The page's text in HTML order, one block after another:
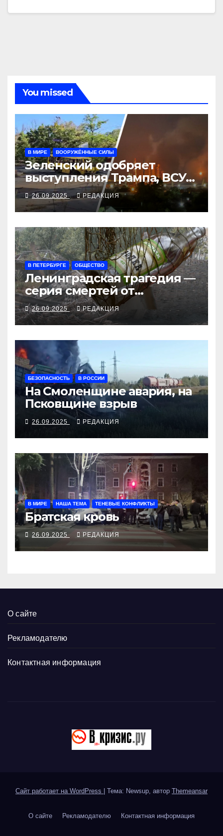
You missed
В МИРЕ ВООРУЖЁННЫЕ СИЛЫ
Зеленский одобряет
выступления Трампа, ВСУ
закрыли Добропольский
рубеж
26.09.2025 РЕДАКЦИЯ
В ПЕТЕРБУРГЕ ОБЩЕСТВО
Ленинградская трагедия —
серия смертей от
алкосуррогата
26.09.2025 РЕДАКЦИЯ
БЕЗОПАСНОСТЬ В РОССИИ
На Смоленщине авария, на
Псковщине взрыв
26.09.2025 РЕДАКЦИЯ
В МИРЕ НАША ТЕМА ТЕНЕВЫЕ КОНФЛИКТЫ
Братская кровь
26.09.2025 РЕДАКЦИЯ
О сайте
Рекламодателю
Контактная информация
Сайт работает на WordPress Тема: Newsup, автор Themeansar
О сайте Рекламодателю Контактная информация